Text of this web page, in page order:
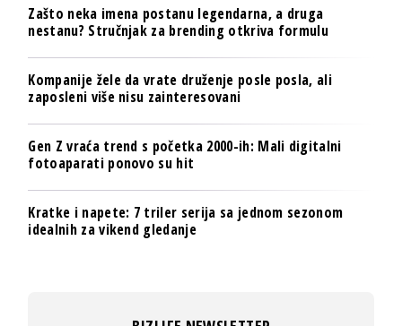
Zašto neka imena postanu legendarna, a druga
nestanu? Stručnjak za brending otkriva formulu
Kompanije žele da vrate druženje posle posla, ali
zaposleni više nisu zainteresovani
Gen Z vraća trend s početka 2000-ih: Mali digitalni
fotoaparati ponovo su hit
Kratke i napete: 7 triler serija sa jednom sezonom
idealnih za vikend gledanje